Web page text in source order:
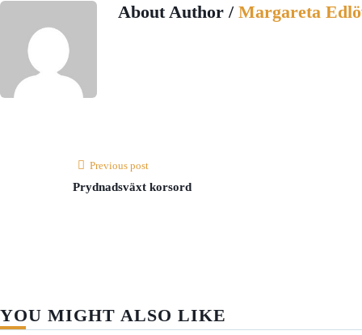
About Author / Margareta
Previous post
Prydnadsväxt korsord
YOU MIGHT ALSO LIKE